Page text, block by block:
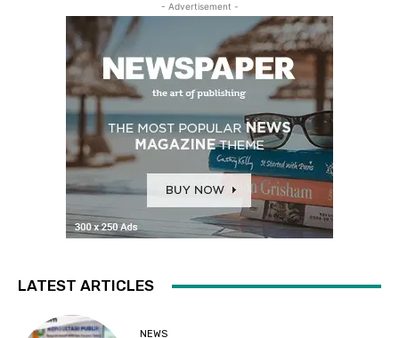
- Advertisement -
LATEST ARTICLES
NEWS